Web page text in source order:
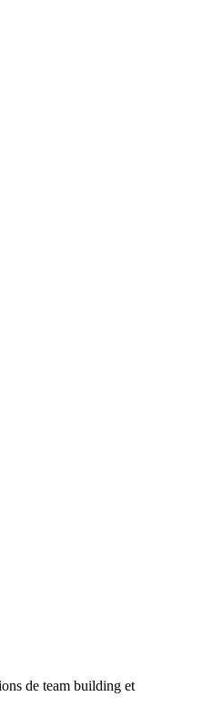
de team building et